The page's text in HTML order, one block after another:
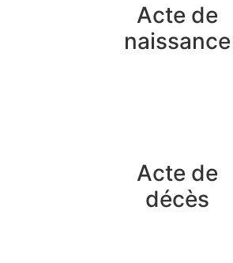
Acte de
naissance
Acte de
décès